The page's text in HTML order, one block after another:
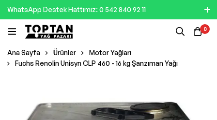
WhatsApp Destek Hattımız: 0 542 840 92 11
0
Ana Sayfa Ürünler
Motor Yağları
Fuchs Renolin Unisyn CLP 460 - 16 kg Şanzıman Yağı